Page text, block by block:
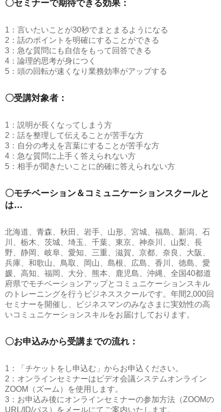
〇セミナーで期待できる効果：
1：言いたいことが30秒でまとまるようになる
2：話のポイントを明確にすることができる
3：急な質問にも自信をもって回答できる
4：論理的思考が身につく
5：頭の回転が速くなり業務効率がアップする
〇受講対象者：
1：説明が長くなってしまう方
2：話を整理して伝えることが苦手な方
3：自分の考えを言葉にすることが苦手な方
4：急な質問に上手く答えられない方
5：相手が聞きたいことに的確に答えられない方
〇モチベーション＆コミュニケーションスクールと
は…
北海道、青森、秋田、岩手、山形、宮城、福島、新潟、石
川、栃木、茨城、埼玉、千葉、東京、神奈川、山梨、長
野、静岡、岐阜、愛知、三重、滋賀、京都、奈良、大阪、
兵庫、和歌山、鳥取、岡山、島根、広島、香川、徳島、愛
媛、高知、福岡、大分、熊本、鹿児島、沖縄、全国40都道
府県でモチベーションアップとコミュニケーションスキル
のトレーニングを行うビジネススクールです。年間2,000回
セミナーを開催し、ビジネスマンのみなさまに実効性の高
いコミュニケーションスキルをお届けしております。
〇お申込みから受講までの流れ：
1：「チケットをし申込む」からお申込ください。
2：オンラインセミナーはビデオ会議システムオンライン
ZOOM（ズーム）を使用します。
3：お申込み後にオンラインセミナーの参加方法（ZOOMの
URL/ID/パス）をメールにてご案内いたします。